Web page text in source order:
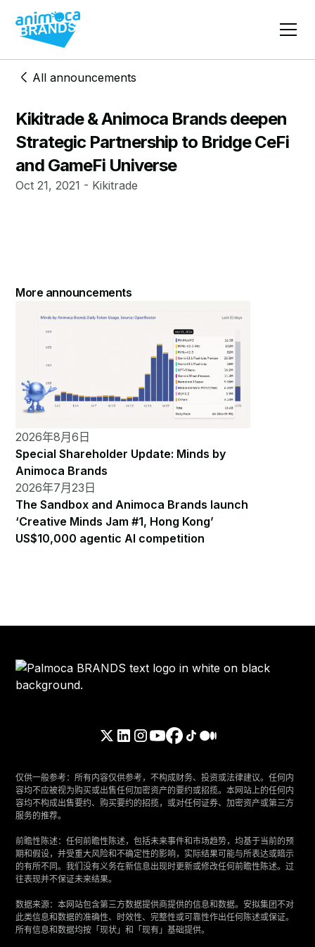
All announcements
Kikitrade & Animoca Brands deepen
Strategic Partnership to Bridge CeFi
and GameFi Universe
Oct 21, 2021 - Kikitrade
More announcements
2026年8月6日
Special Shareholder Update: Minds by
Animoca Brands
2026年7月23日
The Sandbox and Animoca Brands launch
‘Creative Minds Jam #1, Hong Kong’
US$10,000 agentic AI competition
仅供一般参考：所有内容仅供参考，不构成财务、投资或法律建议。任何内
容均不应被视为购买或出售任何加密资产的要约或招揽。本网站上的任何内
容均不构成出售要约、购买要约的招揽，或对任何证券、加密资产或第三方
服务的推荐。
‍前瞻性陈述：任何前瞻性陈述，包括未来事件和市场趋势，均基于当前的预
期和假设，并受重大风险和不确定性的影响，实际结果可能与所表达或暗示
的有所不同。我们没有义务在新信息出现时更新或修改任何前瞻性陈述。过
往表现并不保证未来结果。
‍数据来源：本网站包含第三方数据提供商提供的信息和数据。安拟集团不对
此类信息和数据的准确性、时效性、完整性或可靠性作出任何陈述或保证。
所有信息和数据均按「现状」和「现有」基础提供。